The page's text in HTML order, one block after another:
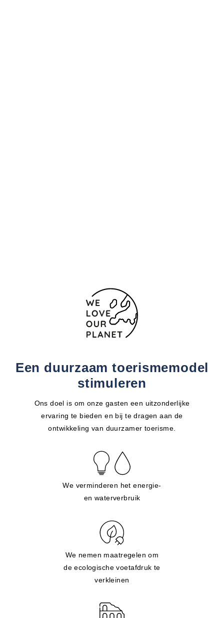
Een duurzaam toerismemodel
stimuleren
Ons doel is om onze gasten een uitzonderlijke
ervaring te bieden en bij te dragen aan de
ontwikkeling van duurzamer toerisme.
We verminderen het energie-
en waterverbruik
We nemen maatregelen om
de ecologische voetafdruk te
verkleinen